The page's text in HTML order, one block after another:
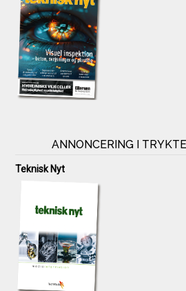
ANNONCERING I
Teknisk Nyt